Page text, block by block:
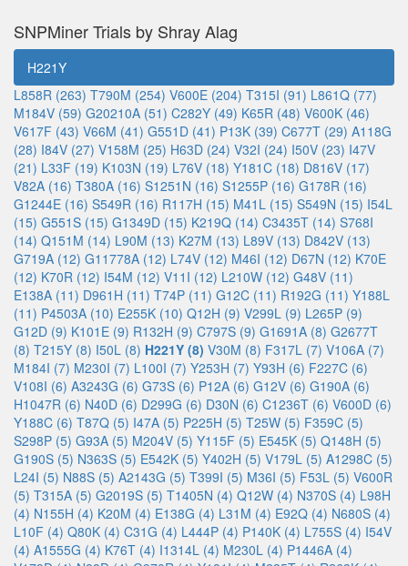
SNPMiner Trials by Shray Alag
H221Y
L858R (263) T790M (254) V600E (204) T315I (91) L861Q (77)
M184V (59) G20210A (51) C282Y (49) K65R (48) V600K (46)
V617F (43) V66M (41) G551D (41) P13K (39) C677T (29) A118G
(28) I84V (27) V158M (25) H63D (24) V32I (24) I50V (23) I47V
(21) L33F (19) K103N (19) L76V (18) Y181C (18) D816V (17)
V82A (16) T380A (16) S1251N (16) S1255P (16) G178R (16)
G1244E (16) S549R (16) R117H (15) M41L (15) S549N (15) I54L
(15) G551S (15) G1349D (15) K219Q (14) C3435T (14) S768I
(14) Q151M (14) L90M (13) K27M (13) L89V (13) D842V (13)
G719A (12) G11778A (12) L74V (12) M46I (12) D67N (12) K70E
(12) K70R (12) I54M (12) V11I (12) L210W (12) G48V (11)
E138A (11) D961H (11) T74P (11) G12C (11) R192G (11) Y188L
(11) P4503A (10) E255K (10) Q12H (9) V299L (9) L265P (9)
G12D (9) K101E (9) R132H (9) C797S (9) G1691A (8) G2677T
(8) T215Y (8) I50L (8) H221Y (8) V30M (8) F317L (7) V106A (7)
M184I (7) M230I (7) L100I (7) Y253H (7) Y93H (6) F227C (6)
V108I (6) A3243G (6) G73S (6) P12A (6) G12V (6) G190A (6)
H1047R (6) N40D (6) D299G (6) D30N (6) C1236T (6) V600D (6)
Y188C (6) T87Q (5) I47A (5) P225H (5) T25W (5) F359C (5)
S298P (5) G93A (5) M204V (5) Y115F (5) E545K (5) Q148H (5)
G190S (5) N363S (5) E542K (5) Y402H (5) V179L (5) A1298C (5)
L24I (5) N88S (5) A2143G (5) T399I (5) M36I (5) F53L (5) V600R
(5) T315A (5) G2019S (5) T1405N (4) Q12W (4) N370S (4) L98H
(4) N155H (4) K20M (4) E138G (4) L31M (4) E92Q (4) N680S (4)
L10F (4) Q80K (4) C31G (4) L444P (4) P140K (4) L755S (4) I54V
(4) A1555G (4) K76T (4) I1314L (4) M230L (4) P1446A (4)